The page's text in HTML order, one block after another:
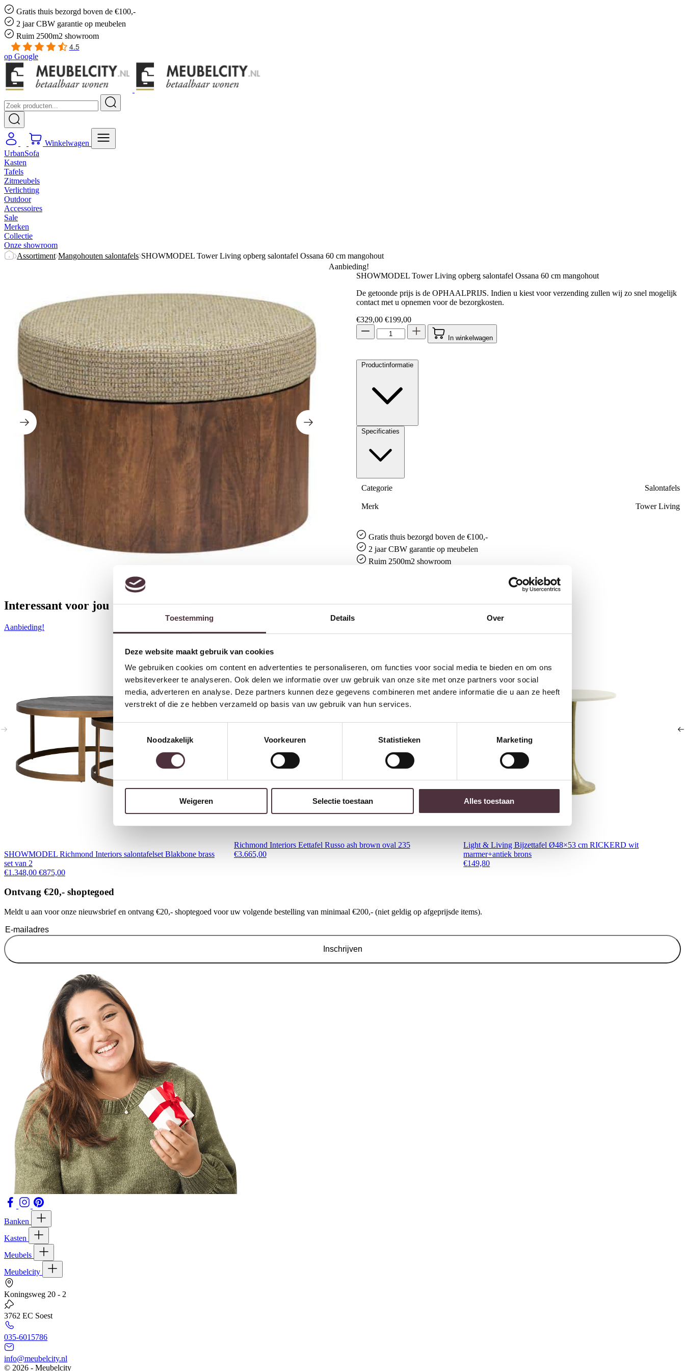
Toestemming Details Over
Deze website maakt gebruik van cookies
We gebruiken cookies om content en advertenties te personaliseren, om functies voor social media te bieden en om ons
websiteverkeer te analyseren. Ook delen we informatie over uw gebruik van onze site met onze partners voor social
media, adverteren en analyse. Deze partners kunnen deze gegevens combineren met andere informatie die u aan ze heeft
verstrekt of die ze hebben verzameld op basis van uw gebruik van hun services.
Noodzakelijk
Voorkeuren Statistieken Marketing
Weigeren Selectie toestaan Alles toestaan
Gratis thuis bezorgd boven de €100,-
2 jaar CBW garantie op meubelen
Ruim 2500m2 showroom
4.5
op Google
Winkelwagen
UrbanSofa
Kasten
Tafels
Zitmeubels
Verlichting
Outdoor
Accessoires
Sale
Merken
Collectie
Onze showroom
Assortiment Mangohouten salontafels SHOWMODEL Tower Living opberg salontafel Ossana 60 cm mangohout
Aanbieding!
SHOWMODEL Tower Living opberg salontafel Ossana 60 cm mangohout
De getoonde prijs is de OPHAALPRIJS. Indien u kiest voor verzending zullen wij zo snel mogelijk
contact met u opnemen voor de bezorgkosten.
€329,00 Oorspronkelijke prijs was: €329,00.
€199,00Huidige prijs is: €199,00.
In winkelwagen
Productinformatie
Specificaties
Categorie Salontafels
Merk Tower Living
Gratisthuis bezorgd boven de €100,-
2 jaar CBW garantieop meubelen
Ruim 2500m2 showroom
Interessant voor jou
Aanbieding!
SHOWMODEL Richmond Interiors salontafelset Blakbone brass
set van 2
€1.348,00 Oorspronkelijke prijs was: €1.348,00.
€875,00Huidige prijs is: €875,00.
Richmond Interiors Eettafel Russo ash brown oval 235
€3.665,00
Light & Living Bijzettafel Ø48×53 cm RICKERD wit
marmer+antiek brons
€149,80
Ontvang €20,- shoptegoed
Meldt u aan voor onze nieuwsbrief en ontvang €20,- shoptegoed voor uw volgende bestelling van minimaal €200,- (niet geldig op afgeprijsde items).
Inschrijven
Banken
Kasten
Meubels
Meubelcity
Koningsweg 20 - 2
3762 EC Soest
035-6015786
info@meubelcity.nl
© 2026 - Meubelcity